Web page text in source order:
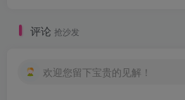
评论 抢沙发
欢迎您留下宝贵的见解！